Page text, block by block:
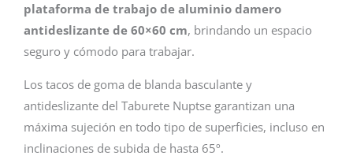
plataforma de trabajo de aluminio damero
antideslizante de 60×60 cm, brindando un espacio
seguro y cómodo para trabajar.
Los tacos de goma de blanda basculante y
antideslizante del Taburete Nuptse garantizan una
máxima sujeción en todo tipo de superficies, incluso en
inclinaciones de subida de hasta 65º.